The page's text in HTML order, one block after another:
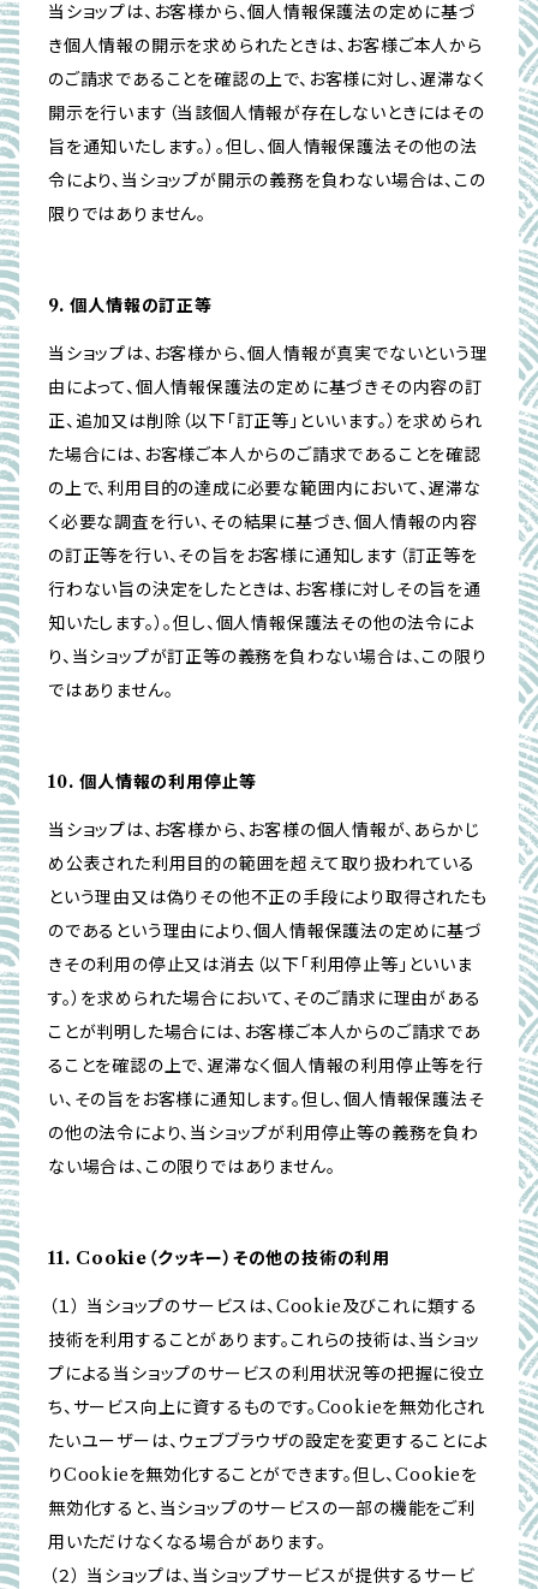
当ショップは、お客様から、個人情報保護法の定めに基づ
き個人情報の開示を求められたときは、お客様ご本人から
のご請求であることを確認の上で、お客様に対し、遅滞なく
開示を行います（当該個人情報が存在しないときにはその
旨を通知いたします。）。但し、個人情報保護法その他の法
令により、当ショップが開示の義務を負わない場合は、この
限りではありません。
9. 個人情報の訂正等
当ショップは、お客様から、個人情報が真実でないという理
由によって、個人情報保護法の定めに基づきその内容の訂
正、追加又は削除（以下「訂正等」といいます。）を求められ
た場合には、お客様ご本人からのご請求であることを確認
の上で、利用目的の達成に必要な範囲内において、遅滞な
く必要な調査を行い、その結果に基づき、個人情報の内容
の訂正等を行い、その旨をお客様に通知します（訂正等を
行わない旨の決定をしたときは、お客様に対しその旨を通
知いたします。）。但し、個人情報保護法その他の法令によ
り、当ショップが訂正等の義務を負わない場合は、この限り
ではありません。
10. 個人情報の利用停止等
当ショップは、お客様から、お客様の個人情報が、あらかじ
め公表された利用目的の範囲を超えて取り扱われている
という理由又は偽りその他不正の手段により取得されたも
のであるという理由により、個人情報保護法の定めに基づ
きその利用の停止又は消去（以下「利用停止等」といいま
す。）を求められた場合において、そのご請求に理由がある
ことが判明した場合には、お客様ご本人からのご請求であ
ることを確認の上で、遅滞なく個人情報の利用停止等を行
い、その旨をお客様に通知します。但し、個人情報保護法そ
の他の法令により、当ショップが利用停止等の義務を負わ
ない場合は、この限りではありません。
11. Cookie（クッキー）その他の技術の利用
（１） 当ショップのサービスは、Cookie及びこれに類する
技術を利用することがあります。これらの技術は、当ショッ
プによる当ショップのサービスの利用状況等の把握に役立
ち、サービス向上に資するものです。Cookieを無効化され
たいユーザーは、ウェブブラウザの設定を変更することによ
りCookieを無効化することができます。但し、Cookieを
無効化すると、当ショップのサービスの一部の機能をご利
用いただけなくなる場合があります。
（２） 当ショップは、当ショップサービスが提供するサービ